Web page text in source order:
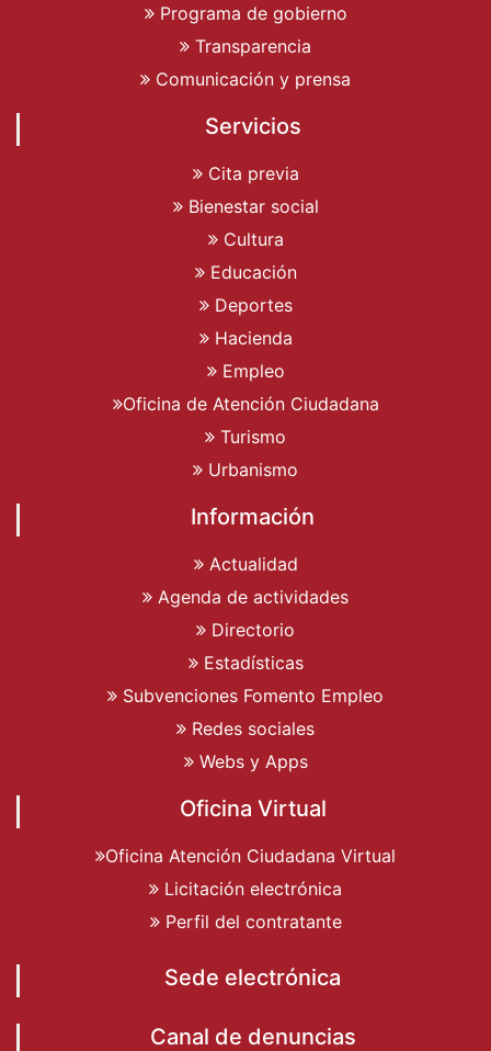
Programa de gobierno
Transparencia
Comunicación y prensa
Servicios
Cita previa
Bienestar social
Cultura
Educación
Deportes
Hacienda
Empleo
Oficina de Atención Ciudadana
Turismo
Urbanismo
Información
Actualidad
Agenda de actividades
Directorio
Estadísticas
Subvenciones Fomento Empleo
Redes sociales
Webs y Apps
Oficina Virtual
Oficina Atención Ciudadana Virtual
Licitación electrónica
Perfil del contratante
Sede electrónica
Canal de denuncias